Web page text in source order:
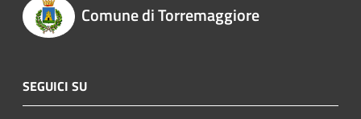
Comune di Torremaggiore
SEGUICI SU